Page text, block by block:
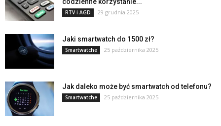
RTV i AGD 29 grudnia 2025
Jaki smartwatch do 1500 zł?
Smartwatche 25 października 2025
Jak daleko może być smartwatch od telefonu?
Smartwatche 25 października 2025